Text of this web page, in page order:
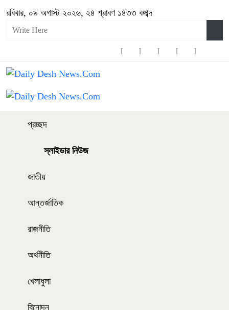
রবিবার, ০৯ অগাস্ট ২০২৬, ২৪ শ্রাবণ ১৪৩৩ বঙ্গাব্দ
প্রচ্ছদ
স্লাইডার নিউজ
জাতীয়
আন্তর্জাতিক
রাজনীতি
অর্থনীতি
খেলাধুলা
বিনোদন